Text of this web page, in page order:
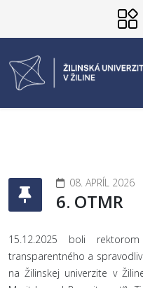
08. APRÍL 2026
6. OTMR
15.12.2025 boli
transparentného a
na Žilinskej univerzite v